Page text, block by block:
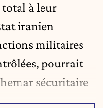
total à leur
iranien
militaires
pourrait
sécuritaire